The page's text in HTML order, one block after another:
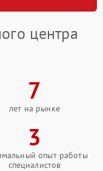
центра
7
лет на рынке
3
опыт работы
специалистов